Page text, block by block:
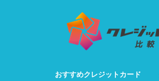
おすすめクレジットカード